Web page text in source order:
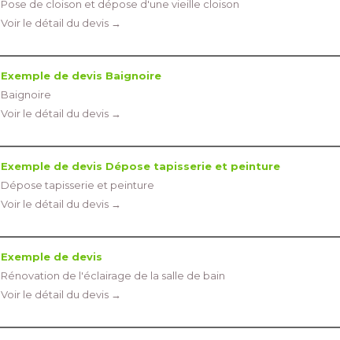
Pose de cloison et dépose d'une vieille cloison
Voir le détail du devis →
Exemple de devis Baignoire
Baignoire
Voir le détail du devis →
Exemple de devis Dépose tapisserie et peinture
Dépose tapisserie et peinture
Voir le détail du devis →
Exemple de devis
Rénovation de l'éclairage de la salle de bain
Voir le détail du devis →